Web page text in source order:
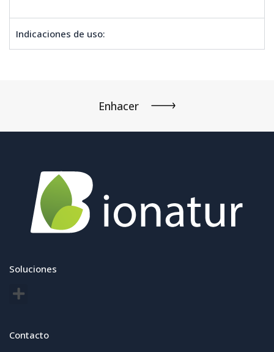
Indicaciones de uso:
Enhacer
Soluciones
Contacto